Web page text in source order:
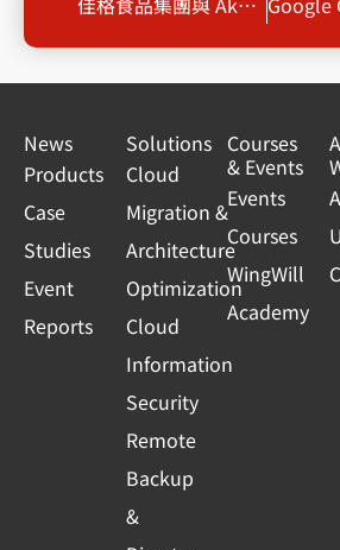
News
Products
Case
Studies
Event
Reports
Solutions
Cloud
Migration &
Architecture
Optimization
Cloud
Information
Security
Remote
Backup
&
Courses
& Events
Events
Courses
WingWill
Academy